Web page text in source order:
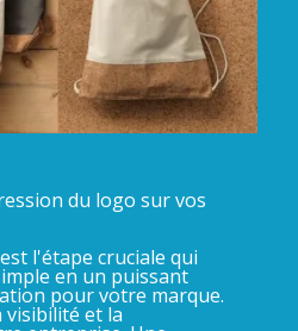
du logo sur vos
est l'étape cruciale qui
en un puissant
pour votre marque.
visibilité et la